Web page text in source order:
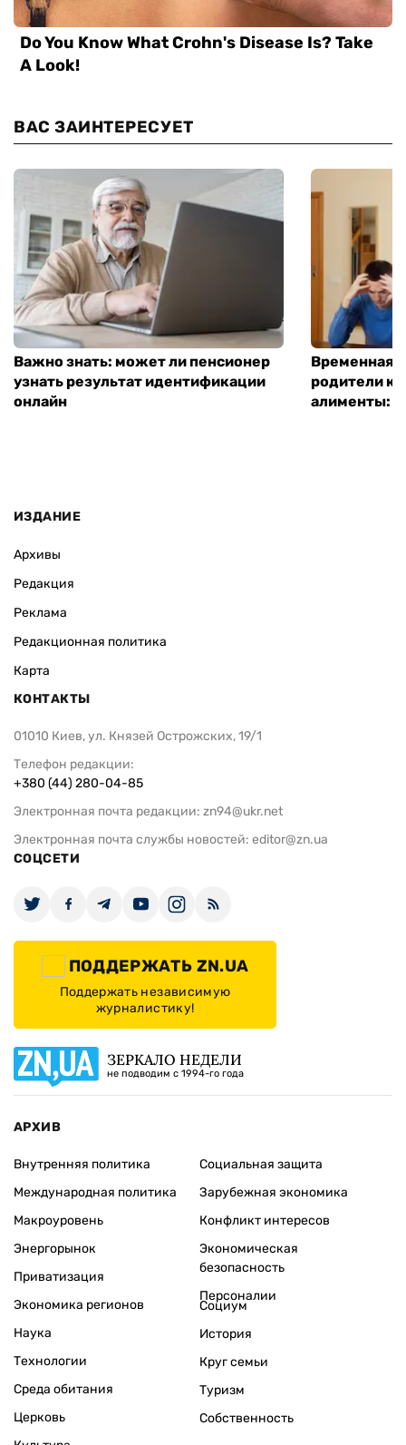
ВАС ЗАИНТЕРЕСУЕТ
Важно знать: может ли пенсионер
узнать результат идентификации
онлайн
Временная
родители
алименты:
ИЗДАНИЕ
Архивы
Редакция
Реклама
Редакционная политика
Карта
КОНТАКТЫ
01010 Киев, ул. Князей Острожских, 19/1
Телефон редакции:
+380 (44) 280-04-85
Электронная почта редакции: zn94@ukr.net
Электронная почта службы новостей: editor@zn.ua
СОЦСЕТИ
ПОДДЕРЖАТЬ ZN.UA
Поддержать независимую
журналистику!
ЗЕРКАЛО НЕДЕЛИ
не подводим с 1994-го года
АРХИВ
Внутренняя политика
Международная политика
Макроуровень
Энергорынок
Приватизация
Экономика регионов
Социальная защита
Зарубежная экономика
Конфликт интересов
Экономическая
безопасность
Персоналии
Наука
Технологии
Среда обитания
Церковь
Социум
История
Круг семьи
Туризм
Собственность